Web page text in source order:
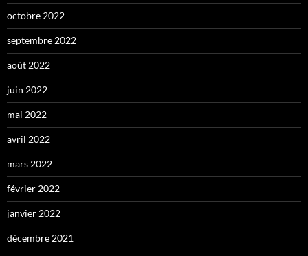
octobre 2022
septembre 2022
août 2022
juin 2022
mai 2022
avril 2022
mars 2022
février 2022
janvier 2022
décembre 2021